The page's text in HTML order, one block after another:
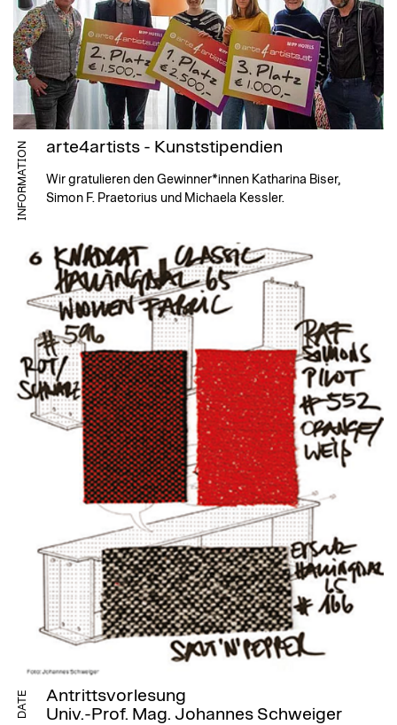
INFORMATION arte4artists - Kunststipendien
Wir gratulieren den Gewinner*innen Katharina Biser,
Simon F. Praetorius und Michaela Kessler.
DATE
Antrittsvorlesung
Univ.-Prof. Mag. Johannes Schweiger